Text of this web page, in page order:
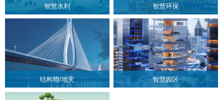
智慧市政
公共自行车无线组网、智能快递柜
（E邮柜、生鲜O2O派送）、城市
内涝监测；智能充电桩无线组网、
城市供暖、供热、燃气监控、城市
供水无线调度...
了解更多
M2M通信
了解更多
智慧水利
智慧水利
智慧环保
结构物/地灾 智慧园区